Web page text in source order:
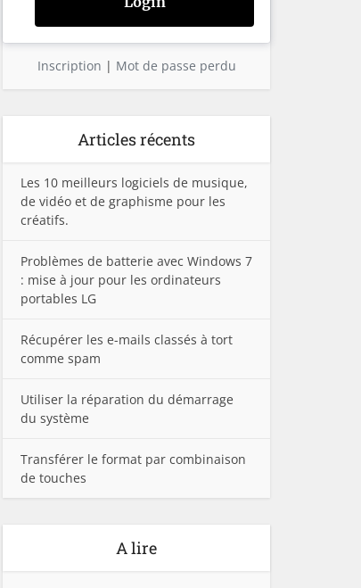
Inscription | Mot de passe perdu
Articles récents
Les 10 meilleurs logiciels de musique,
de vidéo et de graphisme pour les
créatifs.
Problèmes de batterie avec Windows 7
: mise à jour pour les ordinateurs
portables LG
Récupérer les e-mails classés à tort
comme spam
Utiliser la réparation du démarrage
du système
Transférer le format par combinaison
de touches
A lire